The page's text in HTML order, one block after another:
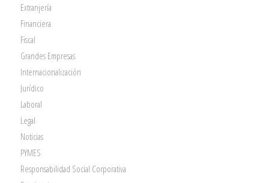
Extranjería
Financiera
Fiscal
Grandes Empresas
Internacionalización
Jurídico
Laboral
Legal
Noticias
PYMES
Responsabilidad Social Corporativa